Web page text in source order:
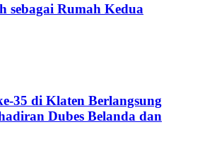
sebagai Rumah Kedua
35 di Klaten Berlangsung
Dubes Belanda dan